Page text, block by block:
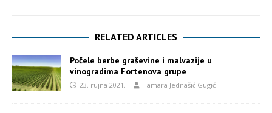
RELATED ARTICLES
Počele berbe graševine i malvazije u
vinogradima Fortenova grupe
23. rujna 2021. Tamara Jednašić Gugić